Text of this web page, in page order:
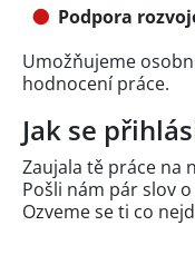
Podpora
Umožňujeme
hodnocení práce.
Jak se
Zaujala tě práce na
Pošli nám pár slov
Ozveme se ti co